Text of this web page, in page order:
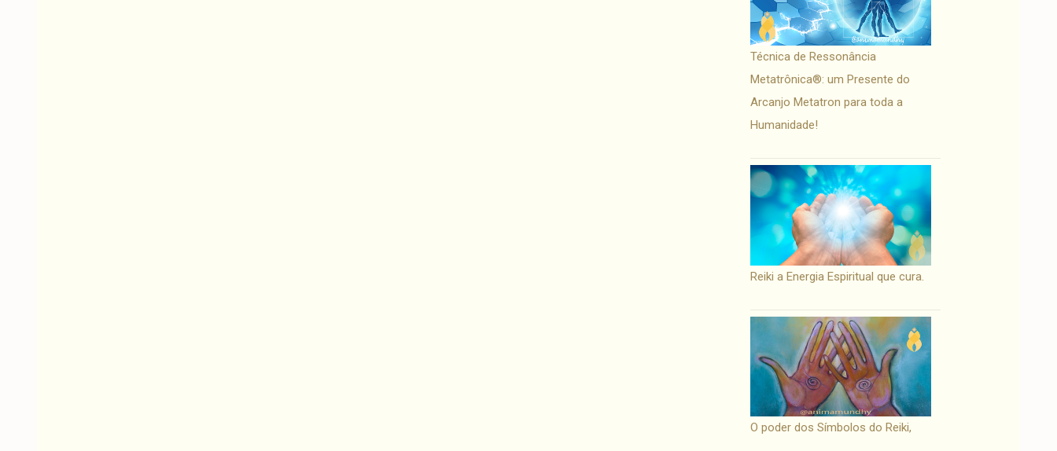
Técnica de Ressonância
Metatrônica®: um Presente do
Arcanjo Metatron para toda a
Humanidade!
Reiki a Energia Espiritual que cura.
O poder dos Símbolos do Reiki,